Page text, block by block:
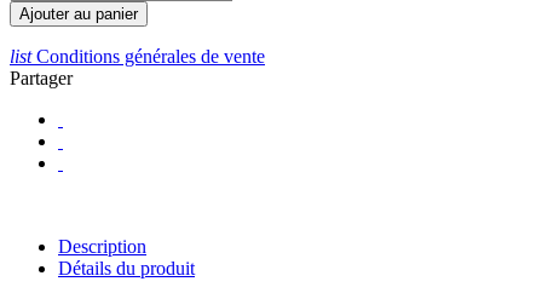
Ajouter au panier
listConditions générales de vente
Partager
Description
Détails du produit